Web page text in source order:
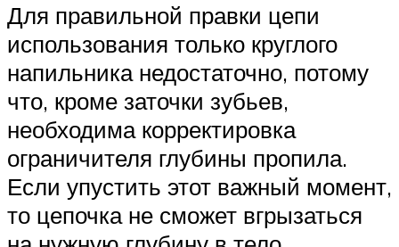
Для правильной правки цепи
использования только круглого
напильника недостаточно, потому
что, кроме заточки зубьев,
необходима корректировка
ограничителя глубины пропила.
Если упустить этот важный момент,
то цепочка не сможет вгрызаться